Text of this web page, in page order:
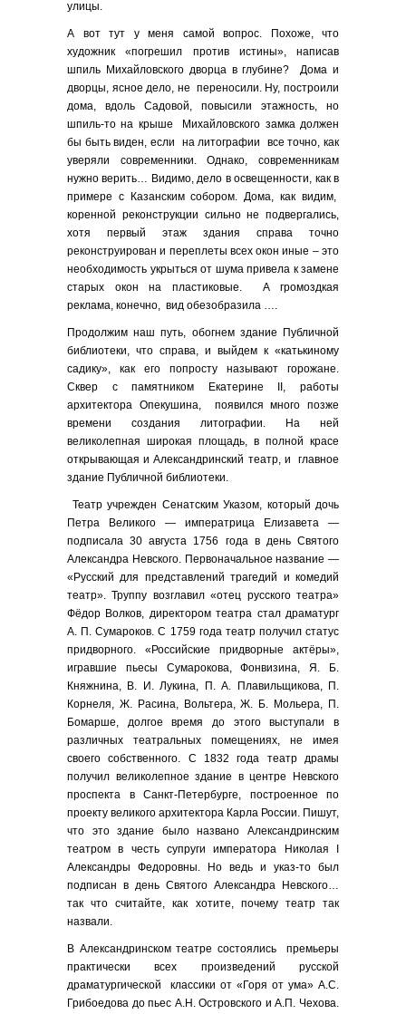
улицы.
А вот тут у меня самой вопрос. Похоже, что
художник «погрешил против истины», написав
шпиль Михайловского дворца в глубине? Дома и
дворцы, ясное дело, не переносили. Ну, построили
дома, вдоль Садовой, повысили этажность, но
шпиль-то на крыше Михайловского замка должен
бы быть виден, если на литографии все точно, как
уверяли современники. Однако, современникам
нужно верить… Видимо, дело в освещенности, как в
примере с Казанским собором. Дома, как видим,
коренной реконструкции сильно не подвергались,
хотя первый этаж здания справа точно
реконструирован и переплеты всех окон иные – это
необходимость укрыться от шума привела к замене
старых окон на пластиковые. А громоздкая
реклама, конечно, вид обезобразила ….
Продолжим наш путь, обогнем здание Публичной
библиотеки, что справа, и выйдем к «катькиному
садику», как его попросту называют горожане.
Сквер с памятником Екатерине II, работы
архитектора Опекушина, появился много позже
времени создания литографии. На ней
великолепная широкая площадь, в полной красе
открывающая и Александринский театр, и главное
здание Публичной библиотеки.
Театр учрежден Сенатским Указом, который дочь
Петра Великого — императрица Елизавета —
подписала 30 августа 1756 года в день Святого
Александра Невского. Первоначальное название —
«Русский для представлений трагедий и комедий
театр». Труппу возглавил «отец русского театра»
Фёдор Волков, директором театра стал драматург
А. П. Сумароков. С 1759 года театр получил статус
придворного. «Российские придворные актёры»,
игравшие пьесы Сумарокова, Фонвизина, Я. Б.
Княжнина, В. И. Лукина, П. А. Плавильщикова, П.
Корнеля, Ж. Расина, Вольтера, Ж. Б. Мольера, П.
Бомарше, долгое время до этого выступали в
различных театральных помещениях, не имея
своего собственного. С 1832 года театр драмы
получил великолепное здание в центре Невского
проспекта в Санкт-Петербурге, построенное по
проекту великого архитектора Карла России. Пишут,
что это здание было названо Александринским
театром в честь супруги императора Николая I
Александры Федоровны. Но ведь и указ-то был
подписан в день Святого Александра Невского…
так что считайте, как хотите, почему театр так
назвали.
В Александринском театре состоялись премьеры
практически всех произведений русской
драматургической классики от «Горя от ума» А.С.
Грибоедова до пьес А.Н. Островского и А.П. Чехова.